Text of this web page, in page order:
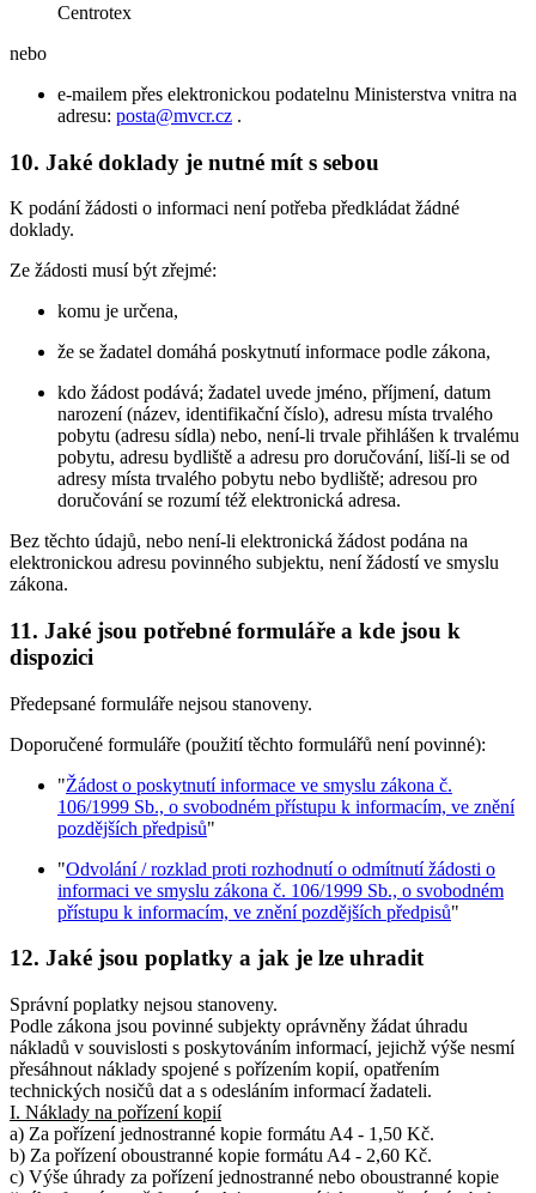
Centrotex
nebo
e-mailem přes elektronickou podatelnu Ministerstva vnitra na
adresu: posta@mvcr.cz .
10. Jaké doklady je nutné mít s sebou
K podání žádosti o informaci není potřeba předkládat žádné
doklady.
Ze žádosti musí být zřejmé:
komu je určena,
že se žadatel domáhá poskytnutí informace podle zákona,
kdo žádost podává; žadatel uvede jméno, příjmení, datum
narození (název, identifikační číslo), adresu místa trvalého
pobytu (adresu sídla) nebo, není-li trvale přihlášen k trvalému
pobytu, adresu bydliště a adresu pro doručování, liší-li se od
adresy místa trvalého pobytu nebo bydliště; adresou pro
doručování se rozumí též elektronická adresa.
Bez těchto údajů, nebo není-li elektronická žádost podána na
elektronickou adresu povinného subjektu, není žádostí ve smyslu
zákona.
11. Jaké jsou potřebné formuláře a kde jsou k
dispozici
Předepsané formuláře nejsou stanoveny.
Doporučené formuláře (použití těchto formulářů není povinné):
"Žádost o poskytnutí informace ve smyslu zákona č.
106/1999 Sb., o svobodném přístupu k informacím, ve znění
pozdějších předpisů"
"Odvolání / rozklad proti rozhodnutí o odmítnutí žádosti o
informaci ve smyslu zákona č. 106/1999 Sb., o svobodném
přístupu k informacím, ve znění pozdějších předpisů"
12. Jaké jsou poplatky a jak je lze uhradit
Správní poplatky nejsou stanoveny.
Podle zákona jsou povinné subjekty oprávněny žádat úhradu
nákladů v souvislosti s poskytováním informací, jejichž výše nesmí
přesáhnout náklady spojené s pořízením kopií, opatřením
technických nosičů dat a s odesláním informací žadateli.
I. Náklady na pořízení kopií
a) Za pořízení jednostranné kopie formátu A4 - 1,50 Kč.
b) Za pořízení oboustranné kopie formátu A4 - 2,60 Kč.
c) Výše úhrady za pořízení jednostranné nebo oboustranné kopie